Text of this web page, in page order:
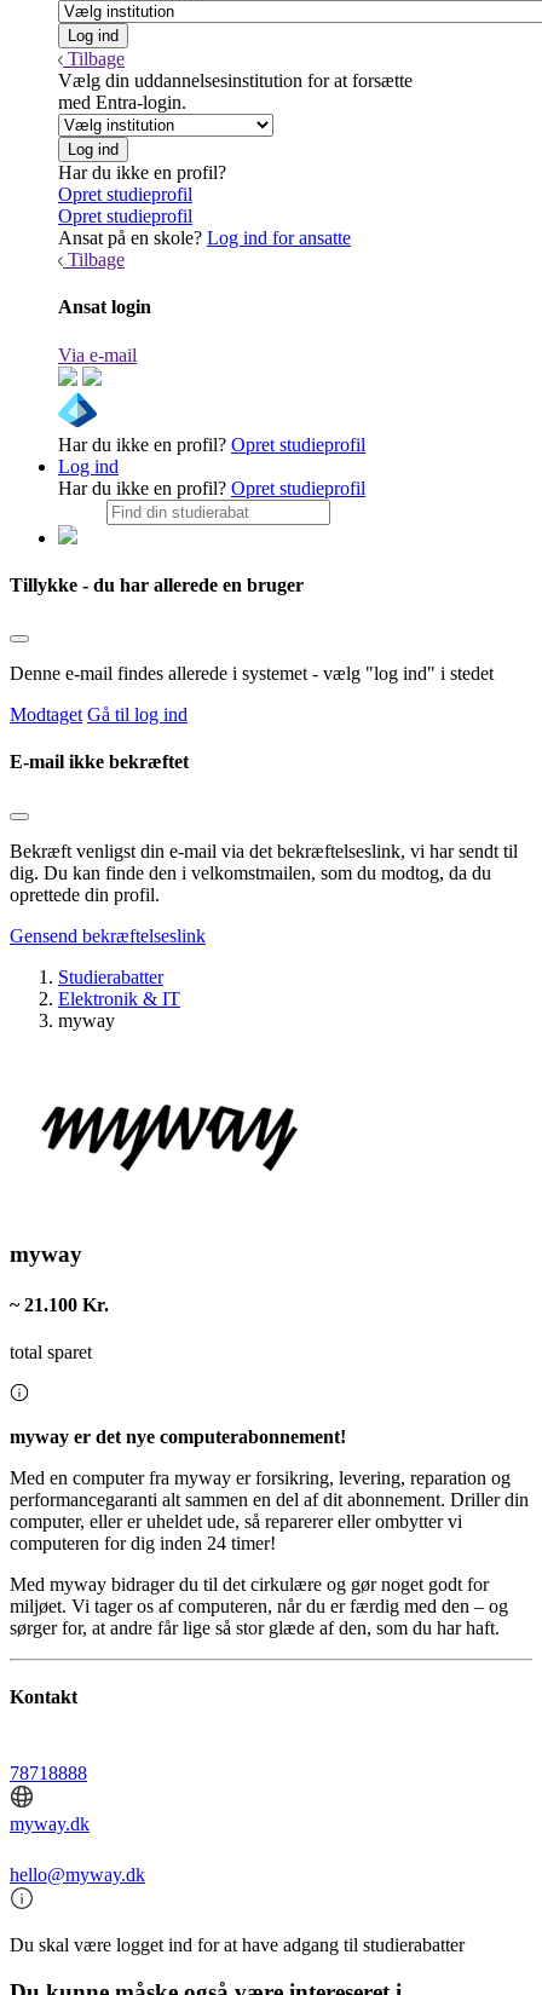
Tilbage
Vælg din uddannelsesinstitution for at forsætte
med Entra-login.
Har du ikke en profil?
Opret studieprofil
Opret studieprofil
Ansat på en skole? Log ind for ansatte
Tilbage
Ansat login
Via e-mail
Har du ikke en profil? Opret studieprofil
Log ind
Har du ikke en profil? Opret studieprofil
Tillykke - du har allerede en bruger
Denne e-mail findes allerede i systemet - vælg "log ind" i stedet
Modtaget Gå til log ind
E-mail ikke bekræftet
Bekræft venligst din e-mail via det bekræftelseslink, vi har sendt til
dig. Du kan finde den i velkomstmailen, som du modtog, da du
oprettede din profil.
Gensend bekræftelseslink
Studierabatter
Elektronik & IT
myway
myway
~ 21.100 Kr.
total sparet
myway er det nye computerabonnement!
Med en computer fra myway er forsikring, levering, reparation og
performancegaranti alt sammen en del af dit abonnement. Driller din
computer, eller er uheldet ude, så reparerer eller ombytter vi
computeren for dig inden 24 timer!
Med myway bidrager du til det cirkulære og gør noget godt for
miljøet. Vi tager os af computeren, når du er færdig med den – og
sørger for, at andre får lige så stor glæde af den, som du har haft.
Kontakt
78718888
myway.dk
hello@myway.dk
Du skal være logget ind for at have adgang til studierabatter